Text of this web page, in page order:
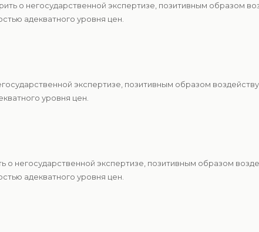
о негосударственной экспертизе, позитивным образом
адекватного уровня цен.
экспертизе, позитивным образом
уровня цен.
негосударственной экспертизе, позитивным образом
адекватного уровня цен.